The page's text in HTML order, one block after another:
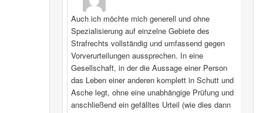
Auch ich möchte mich generell und ohne
Spezialisierung auf einzelne Gebiete des
Strafrechts vollständig und umfassend gegen
Vorverurteilungen aussprechen. In eine
Gesellschaft, in der die Aussage einer Person
das Leben einer anderen komplett in Schutt und
Asche legt, ohne eine unabhängige Prüfung und
anschließend ein gefälltes Urteil (wie dies dann